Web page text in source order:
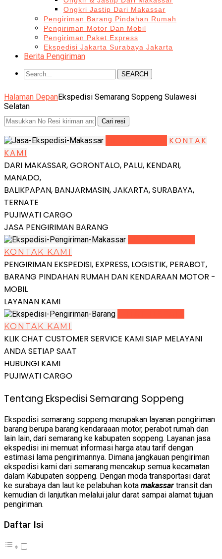
Ongkri Jastip Dari Makassar
Pengiriman Barang Pindahan Rumah
Pengiriman Motor Dan Mobil
Pengiriman Paket Express
Ekspedisi Jakarta Surabaya Jakarta
Berita Pengiriman
SEARCH
Halaman DepanEkspedisi Semarang Soppeng Sulawesi
Selatan
KONTAK
KAMI
DARI MAKASSAR, GORONTALO, PALU, KENDARI,
MANADO,
BALIKPAPAN, BANJARMASIN, JAKARTA, SURABAYA,
TERNATE
PUJIWATI CARGO
JASA PENGIRIMAN BARANG
KONTAK KAMI
PENGIRIMAN EKSPEDISI, EXPRESS, LOGISTIK, PERABOT,
BARANG PINDAHAN RUMAH DAN KENDARAAN MOTOR -
MOBIL
LAYANAN KAMI
KONTAK KAMI
KLIK CHAT CUSTOMER SERVICE KAMI SIAP MELAYANI
ANDA SETIAP SAAT
HUBUNGI KAMI
PUJIWATI CARGO
Tentang Ekspedisi Semarang Soppeng
Ekspedisi semarang soppeng merupakan layanan pengiriman
barang berupa barang kendaraaan motor, perabot rumah dan
lain lain, dari semarang ke kabupaten soppeng. Layanan jasa
ekspedisi ini memuat informasi harga atau tarif dengan
estimasi lama pengirimannya. Dimana jangkauan pengiriman
ekspedisi kami dari semarang mencakup semua kecamatan
dalam Kabupaten soppeng. Dengan moda transportasi darat
ke surabaya dan laut ke pelabuhan kota makassar transit dan
kemudian di lanjutkan melalui jalur darat sampai alamat tujuan
pengiriman.
Daftar Isi